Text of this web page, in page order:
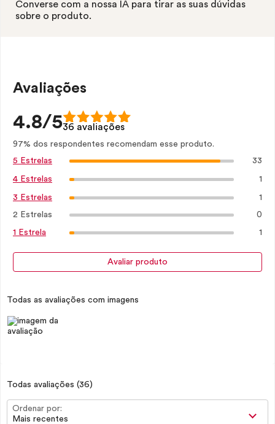
Converse com a nossa IA para tirar as suas dúvidas
sobre o produto.
Avaliações
4.8/536 avaliações
97% dos respondentes recomendam esse produto.
5 Estrelas
33
4 Estrelas 1
3 Estrelas 1
2 Estrelas 0
1 Estrela 1
Avaliar produto
Todas as avaliações com imagens
Todas avaliações (36)
Ordenar por:
Mais recentes